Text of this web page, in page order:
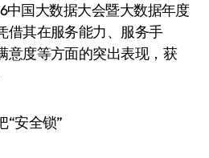
中国大数据大会暨大数据年度
借其在服务能力、服务手
意度等方面的突出表现，获
“安全锁”